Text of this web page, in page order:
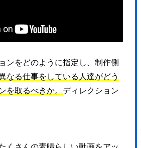
ンをどのように指定し、制作側
なる仕事をしている人達がどう
を取るべきか。ディレクション
-->
content="人と人、人とコンピュータ